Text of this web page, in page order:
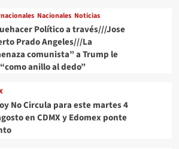
Nacionales Noticias
Político a través///Jose
Prado Angeles///La
comunista” a Trump le
anillo al dedo”
No Circula para este martes 4
en CDMX y Edomex ponte